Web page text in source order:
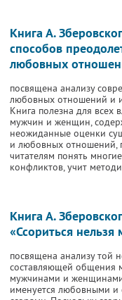
Книга А.
способов
любовных
посвящена анализу
любовных отношений и
Книга полезна для всех
мужчин и женщин,
неожиданные оценки
и любовных отношений,
читателям понять
конфликтов, учит
Книга А.
«Ссориться нельзя
посвящена анализу той
составляющей общения
мужчинами и
именуется любовными